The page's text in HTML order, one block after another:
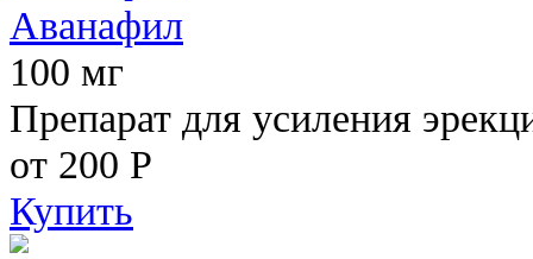
Аванафил
100 мг
Препарат для усиления
от 200 Р
Купить